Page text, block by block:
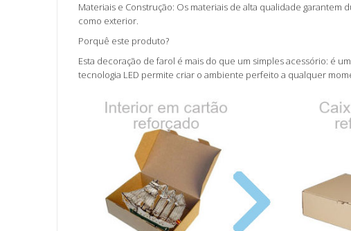
Materiais e Construção: Os materiais de alta qualidade
como exterior.
Porquê este produto?
Esta decoração de farol é mais do que um simples acessório: é
tecnologia LED permite criar o ambiente perfeito a qualquer